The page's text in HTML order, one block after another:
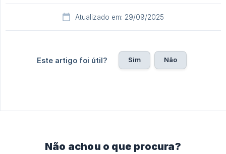
Atualizado em: 29/09/2025
Este artigo foi útil? Sim Não
Não achou o que procura?